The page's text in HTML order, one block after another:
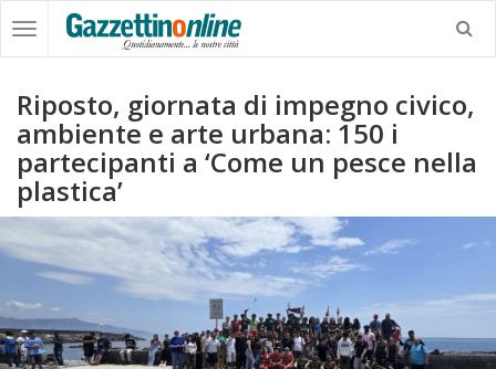
Riposto, giornata di impegno civico,
ambiente e arte urbana: 150 i
partecipanti a ‘Come un pesce nella
plastica’